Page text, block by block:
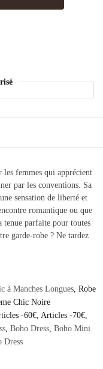
les femmes qui apprécient
par les conventions. Sa
sensation de liberté et
romantique ou que
tenue parfaite pour toutes
garde-robe ? Ne tardez
à Manches Longues, Robe
Chic Noire
-60€, Articles -70€,
, Boho Dress, Boho Mini
Dress